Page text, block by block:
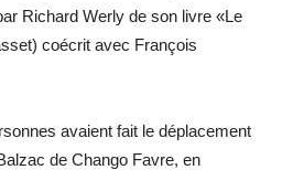
Richard Werly de son livre «Le
coécrit avec François
avaient fait le déplacement
de Chango Favre, en